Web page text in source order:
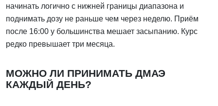
начинать логично с нижней границы диапазона и
поднимать дозу не раньше чем через неделю. Приём
после 16:00 у большинства мешает засыпанию. Курс
редко превышает три месяца.
МОЖНО ЛИ ПРИНИМАТЬ ДМАЭ
КАЖДЫЙ ДЕНЬ?